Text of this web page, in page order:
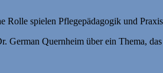
spielen Pflegepädagogik und
German Quernheim über ein Thema,